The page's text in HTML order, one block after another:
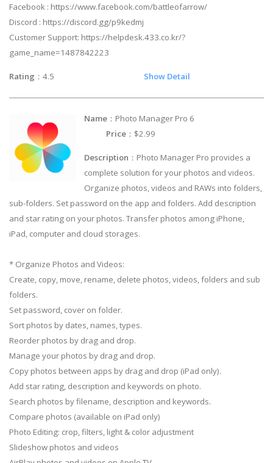
Facebook : https://www.facebook.com/battleofarrow/
Discord : https://discord.gg/p9kedmj
Customer Support: https://helpdesk.433.co.kr/?
game_name=1487842223
Rating ：4.5 Show Detail
Name ：Photo Manager Pro 6
Price ：$2.99
Description ：Photo Manager Pro provides a
complete solution for your photos and videos.
Organize photos, videos and RAWs into folders,
sub-folders. Set password on the app and folders. Add description
and star rating on your photos. Transfer photos among iPhone,
iPad, computer and cloud storages.
* Organize Photos and Videos:
Create, copy, move, rename, delete photos, videos, folders and sub
folders.
Set password, cover on folder.
Sort photos by dates, names, types.
Reorder photos by drag and drop.
Manage your photos by drag and drop.
Copy photos between apps by drag and drop (iPad only).
Add star rating, description and keywords on photo.
Search photos by filename, description and keywords.
Compare photos (available on iPad only)
Photo Editing: crop, filters, light & color adjustment
Slideshow photos and videos